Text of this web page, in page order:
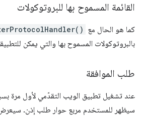
القائمة المسموح بها للبروتوكولات
كما هو الحال مع
بالبروتوكولات المسموح بها والتي يمكن
طلب الموافقة
عند تشغيل تطبيق الويب التقدّمي لأول مرة
سيظهر للمستخدم مربع حوار طلب إذن. سيعرض